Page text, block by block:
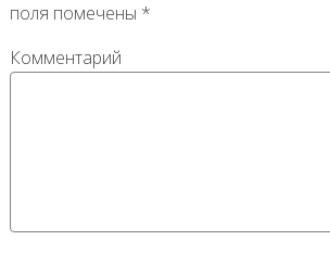
поля помечены *
Комментарий